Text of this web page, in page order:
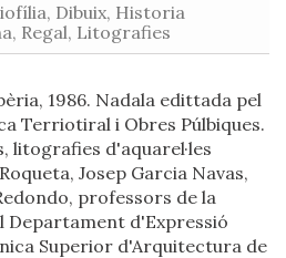
Dibuix, Historia
Regal, Litografies
1986. Nadala edittada pel
Terriotiral i Obres Púlbiques.
litografies d'aquarel·les
Josep Garcia Navas,
professors de la
Departament d'Expressió
Superior d'Arquitectura de